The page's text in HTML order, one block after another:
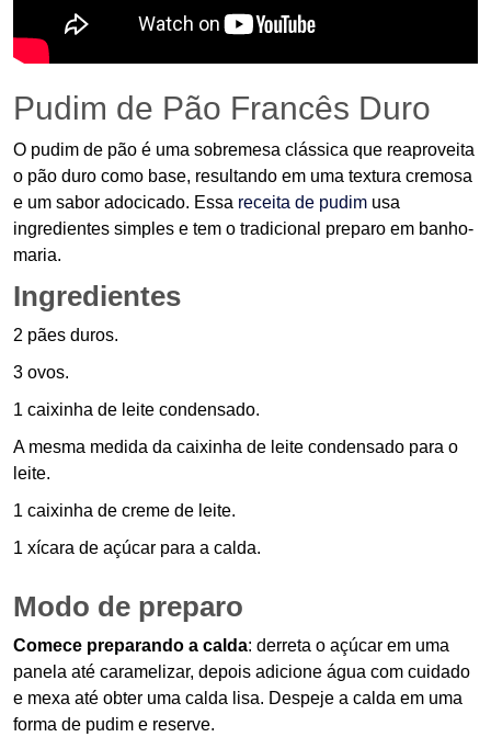
Pudim de Pão Francês Duro
O pudim de pão é uma sobremesa clássica que reaproveita
o pão duro como base, resultando em uma textura cremosa
e um sabor adocicado. Essa receita de pudim usa
ingredientes simples e tem o tradicional preparo em banho-
maria.
Ingredientes
2 pães duros.
3 ovos.
1 caixinha de leite condensado.
A mesma medida da caixinha de leite condensado para o
leite.
1 caixinha de creme de leite.
1 xícara de açúcar para a calda.
Modo de preparo
Comece preparando a calda: derreta o açúcar em uma
panela até caramelizar, depois adicione água com cuidado
e mexa até obter uma calda lisa. Despeje a calda em uma
forma de pudim e reserve.